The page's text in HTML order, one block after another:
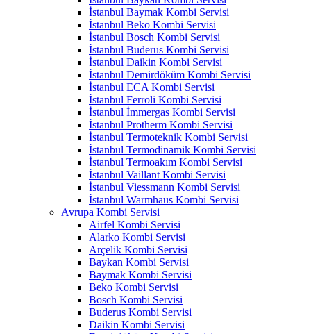
İstanbul Baymak Kombi Servisi
İstanbul Beko Kombi Servisi
İstanbul Bosch Kombi Servisi
İstanbul Buderus Kombi Servisi
İstanbul Daikin Kombi Servisi
İstanbul Demirdöküm Kombi Servisi
İstanbul ECA Kombi Servisi
İstanbul Ferroli Kombi Servisi
İstanbul İmmergas Kombi Servisi
İstanbul Protherm Kombi Servisi
İstanbul Termoteknik Kombi Servisi
İstanbul Termodinamik Kombi Servisi
İstanbul Termoakım Kombi Servisi
İstanbul Vaillant Kombi Servisi
İstanbul Viessmann Kombi Servisi
İstanbul Warmhaus Kombi Servisi
Avrupa Kombi Servisi
Airfel Kombi Servisi
Alarko Kombi Servisi
Arçelik Kombi Servisi
Baykan Kombi Servisi
Baymak Kombi Servisi
Beko Kombi Servisi
Bosch Kombi Servisi
Buderus Kombi Servisi
Daikin Kombi Servisi